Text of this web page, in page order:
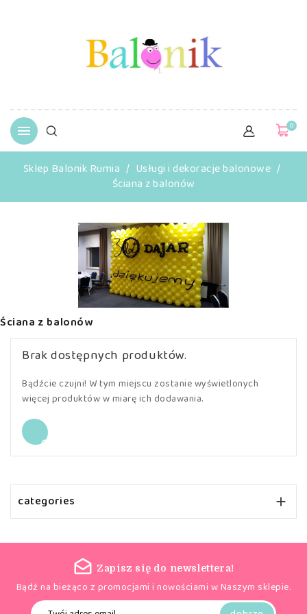
 0
Sklep Balonik Rumia
Usługi i dekoracje balonowe
Ściana z balonów
Ściana z balonów
Brak dostępnych produktów.
Bądźcie czujni! W tym miejscu zostanie wyświetlonych
więcej produktów w miarę ich dodawania.

categories 
Zapisz się do newslettera!
Bądź na bieżąco z promocjami i nowościami w Naszym sklepie.